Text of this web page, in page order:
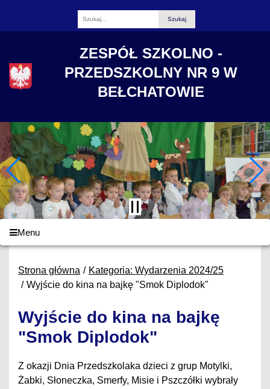
ZESPÓŁ SZKOLNO -
PRZEDSZKOLNY NR 9 W
BEŁCHATOWIE
Menu
Strona główna
Kategoria: Wydarzenia 2024/25
Wyjście do kina na bajkę "Smok Diplodok"
Wyjście do kina na bajkę
"Smok Diplodok"
Z okazji Dnia Przedszkolaka dzieci z grup Motylki,
Żabki, Słoneczka, Smerfy, Misie i Pszczółki wybrały